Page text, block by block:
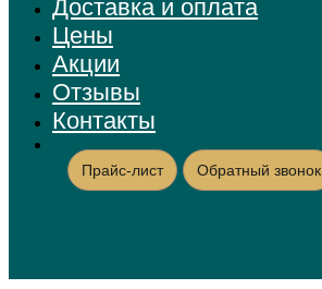
Доставка и оплата
Цены
Акции
Отзывы
Контакты
Прайс-лист Обратный звонок